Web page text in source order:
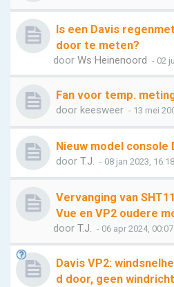
Is een Davis
door te meten?
door Ws Heinenoord - 02
Fan voor temp.
door keesweer - 13 mei
Nieuw model console
door T.J. - 08 jan 2023, 16:18
Vervanging van
Vue en VP2 oudere
door T.J. - 06 apr 2024, 00:07
Davis VP2:
d door, geen